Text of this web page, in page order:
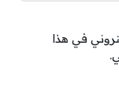
في هذا